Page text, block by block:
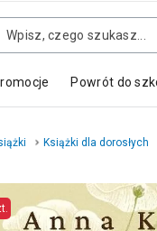
Powrót do
Książki dla dorosłych